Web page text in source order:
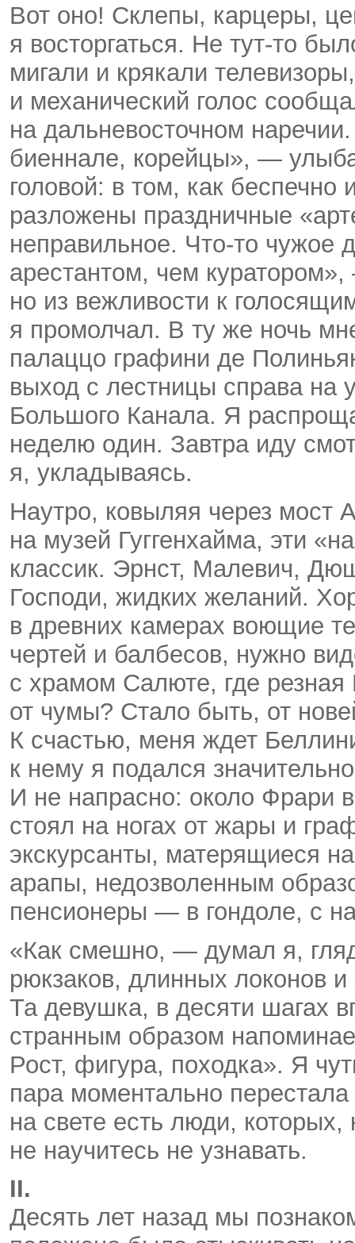
Вот оно! Склепы, карцеры,
я восторгаться. Не тут-то
мигали и крякали
и механический голос
на дальневосточном
биеннале, корейцы», —
головой: в том, как
разложены праздничные
неправильное. Что-то чужое
арестантом, чем
но из вежливости к
я промолчал. В ту же ночь
палаццо графини де
выход с лестницы справа на
Большого Канала. Я
неделю один. Завтра иду
я, укладываясь.
Наутро, ковыляя через мост
на музей Гуггенхайма, эти
классик. Эрнст, Малевич,
Господи, жидких желаний.
в древних камерах воющие
чертей и балбесов, нужно
с храмом Салюте, где
от чумы? Стало быть, от
К счастью, меня ждет
к нему я подался
И не напрасно: около Фрари
стоял на ногах от жары и
экскурсанты, матерящиеся
арапы, недозволенным
пенсионеры — в гондоле, с
«Как смешно, — думал я,
рюкзаков, длинных локонов
Та девушка, в десяти шагах
странным образом
Рост, фигура, походка». Я
пара моментально
на свете есть люди,
не научитесь не узнавать.
II.
Десять лет назад мы